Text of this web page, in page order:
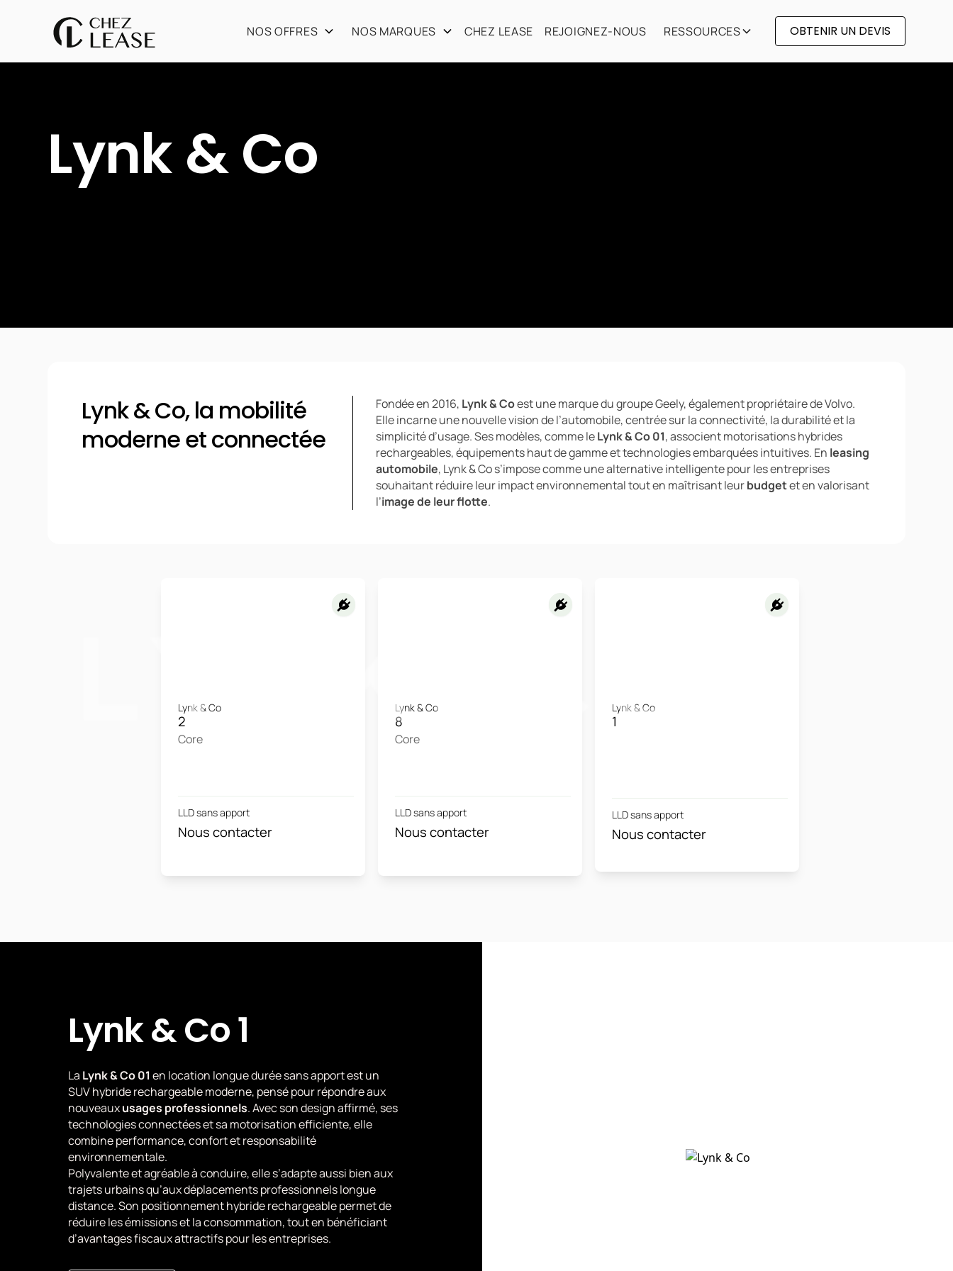
NOS OFFRES NOS MARQUES CHEZ LEASE REJOIGNEZ-NOUS RESSOURCES OBTENIR UN DEVIS
Lynk & Co
Lynk & Co, la mobilité
moderne et connectée
Fondée en 2016, Lynk & Coest une marque du groupe Geely, également propriétaire de Volvo.
Elle incarne une nouvelle vision de l’automobile, centrée sur la connectivité, la durabilité et la
simplicité d’usage. Ses modèles, comme leLynk & Co 01, associent motorisations hybrides
rechargeables, équipements haut de gamme et technologies embarquées intuitives. En leasing
automobile, Lynk & Co s’impose comme une alternative intelligente pour les entreprises
souhaitant réduire leur impact environnemental tout en maîtrisant leurbudgetet en valorisant
l’image de leur flotte.
Lynk & Co
2
Core
LLD sans apport
Nous contacter
Lynk & Co
8
Core
LLD sans apport
Nous contacter
Lynk & Co
1
LLD sans apport
Nous contacter
Lynk & Co 1
La Lynk & Co 01en location longue durée sans apport est un
SUV hybride rechargeable moderne, pensé pour répondre aux
nouveauxusages professionnels. Avec son design affirmé, ses
technologies connectées et sa motorisation efficiente, elle
combine performance, confort et responsabilité
environnementale.
Polyvalente et agréable à conduire, elle s’adapte aussi bien aux
trajets urbains qu’aux déplacements professionnels longue
distance. Son positionnement hybride rechargeable permet de
réduire les émissions et la consommation, tout en bénéficiant
d’avantages fiscaux attractifs pour les entreprises.